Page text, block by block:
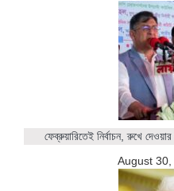
ফেব্রুয়ারিতেই নির্বাচন, রুখে
August